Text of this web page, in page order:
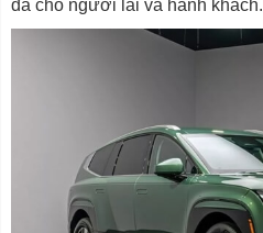
đa cho người lái và hành khách.